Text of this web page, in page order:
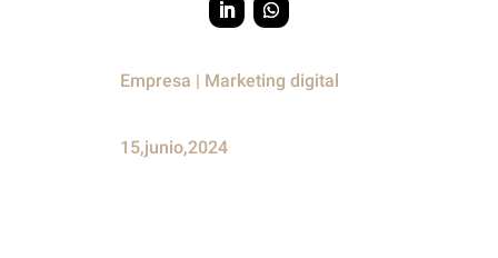
Empresa | Marketing digital
15,junio,2024